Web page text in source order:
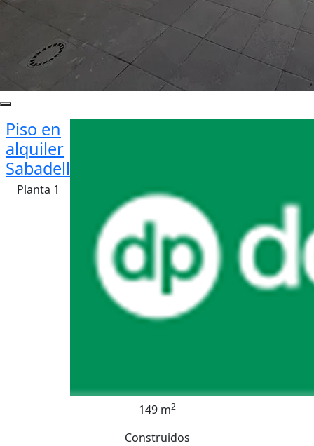
Piso en
alquiler
Sabadell
Planta 1
149 m2
Construidos